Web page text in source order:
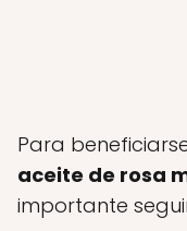
Para
aceite de rosa
importante